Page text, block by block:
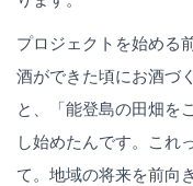
プロジェクトを始める
酒ができた頃にお酒づ
と、「能登島の田畑を
し始めたんです。これ
て。地域の将来を前向